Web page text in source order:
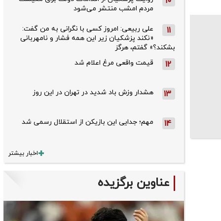
مردم امشب منتشر می‌شود
11
علی ربیعی: امروز کسی با نگرانی به من گفت:
«نکند پزشکیان زیر این همه فشار و نامهربانی
بشکند؟» گفتم، هرگز
12 قیمت واقعی مرغ اعلام شد
13 هشدار وزش باد شدید در تهران در این روز
14 مهم؛ جدایی این بازیکن از استقلال رسمی شد
اخبار بیشتر
عناوین برگزیده